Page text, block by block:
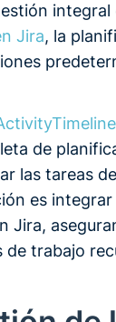
integral
Jira, la
de
las tareas
es integrar
Jira,
de trabajo